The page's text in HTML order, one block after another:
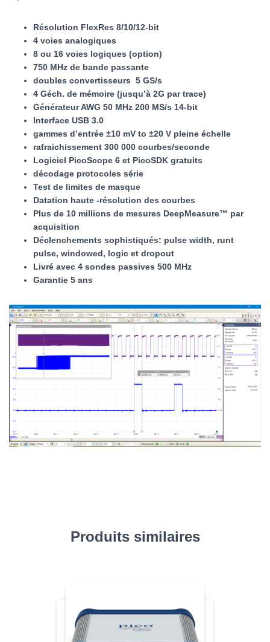
Résolution FlexRes 8/10/12-bit
4 voies analogiques
8 ou 16 voies logiques (option)
750 MHz de bande passante
doubles convertisseurs 5 GS/s
4 Géch. de mémoire (jusqu’à 2G par trace)
Générateur AWG 50 MHz 200 MS/s 14-bit
Interface USB 3.0
gammes d’entrée ±10 mV to ±20 V pleine échelle
rafraichissement 300 000 courbes/seconde
Logiciel PicoScope 6 et PicoSDK gratuits
décodage protocoles série
Test de limites de masque
Datation haute -résolution des courbes
Plus de 10 millions de mesures DeepMeasure™ par
acquisition
Déclenchements sophistiqués: pulse width, runt
pulse, windowed, logic et dropout
Livré avec 4 sondes passives 500 MHz
Garantie 5 ans
Produits similaires